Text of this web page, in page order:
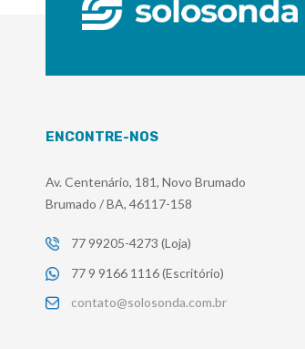
ENCONTRE-NOS
Av. Centenário, 181, Novo Brumado
Brumado / BA, 46117-158
77 99205-4273 (Loja)
77 9 9166 1116 (Escritório)
contato@solosonda.com.br